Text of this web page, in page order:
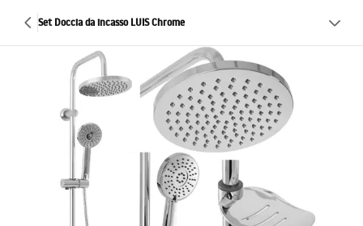
Set Doccia da incasso LUIS Chrome